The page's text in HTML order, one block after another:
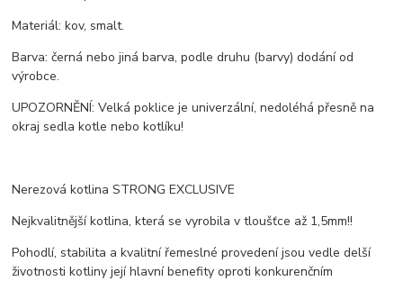
Materiál: kov, smalt.
Barva: černá nebo jiná barva, podle druhu (barvy) dodání od
výrobce.
UPOZORNĚNÍ: Velká poklice je univerzální, nedoléhá přesně na
okraj sedla kotle nebo kotlíku!
Nerezová kotlina STRONG EXCLUSIVE
Nejkvalitnější kotlina, která se vyrobila v tloušťce až 1,5mm!!
Pohodlí, stabilita a kvalitní řemeslné provedení jsou vedle delší
životnosti kotliny její hlavní benefity oproti konkurenčním